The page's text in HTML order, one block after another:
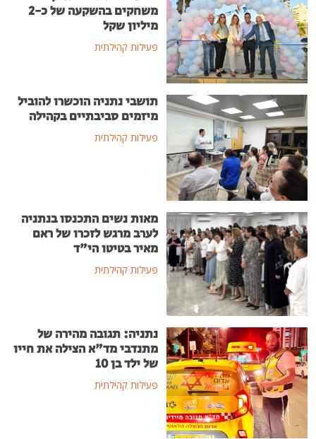
משחקים בהשקעה של כ-2
מיליון שקל
פעילות קהילתית
תושבי נתניה הוכשרו להוביל
מיזמים סביבתיים בקהילה
פעילות קהילתית
מאות נשים התכנסו בנתניה
לערב מרגש לזכרו של ראם
מאיר בטיטו הי"ד
פעילות קהילתית
נתניה: תגובה מהירה של
מתנדבי מד"א הצילה את חייו
של ילד בן 10
פעילות קהילתית